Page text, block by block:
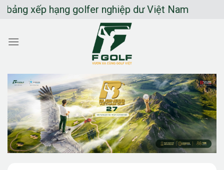
Chuyển
dung
hạng golfer nghiệp dư Việt Nam